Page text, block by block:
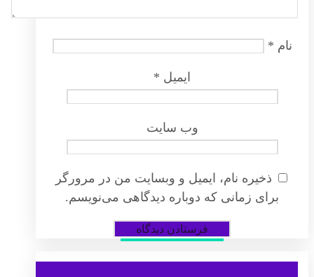
نام *
ایمیل *
وب‌ سایت
ذخیره نام، ایمیل و وبسایت من در مرورگر
برای زمانی که دوباره دیدگاهی می‌نویسم.